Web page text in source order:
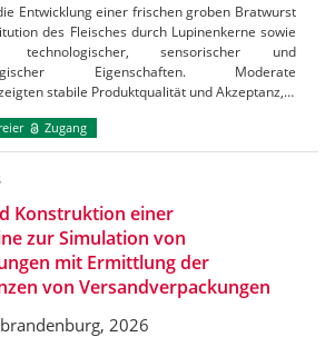
Entwicklung einer frischen groben Bratwurst
des Fleisches durch Lupinenkerne sowie
sensorischer und
Eigenschaften. Moderate
stabile Produktqualität und Akzeptanz,…
Zugang
Konstruktion einer
zur Simulation von
mit Ermittlung der
von Versandverpackungen
2026